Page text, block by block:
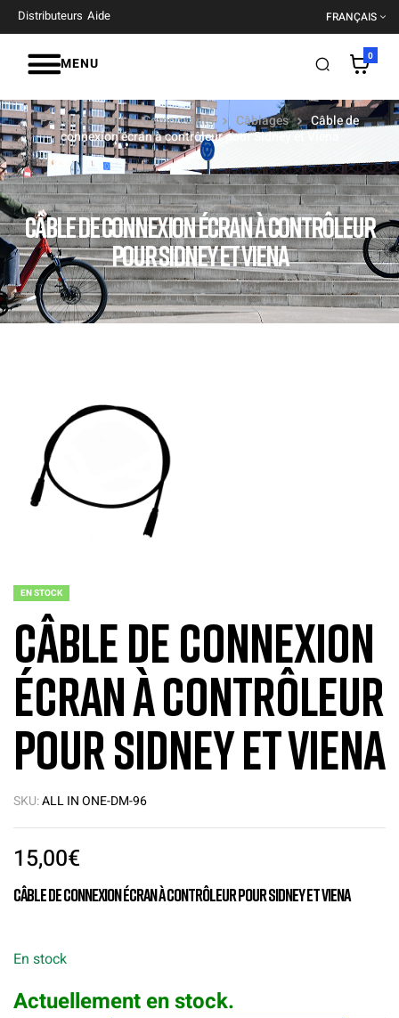
Distributeurs Aide FRANÇAIS
MENU 0
CÂBLE DE CONNEXION ÉCRAN À CONTRÔLEUR
POUR SIDNEY ET VIENA
Page d'accueil Composants Câblages
Câble de
connexion écran à contrôleur pour Sidney et Viena
EN STOCK
Câble de connexion
écran à contrôleur
pour Sidney et Viena
SKU:ALL IN ONE-DM-96
15,00€
Câble de connexion écran à contrôleur pour Sidney et Viena
En stock
Actuellement en stock.